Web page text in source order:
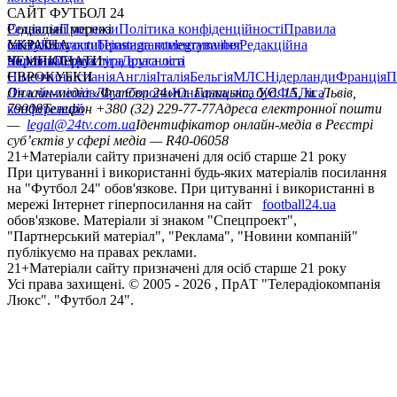
САЙТ ФУТБОЛ 24
РедакціяПрогнозиПолітика конфіденційностіПравила
сайтуКонтактиПравила коментуванняРедакційна
політикаСтруктура власності
Соціальні мережі
facebookxyoutubeinstagramtelegramviber
УКРАЇНА
УкраїнаПерша лігаДруга ліга
ЧЕМПІОНАТИ
НімеччинаІспаніяАнгліяІталіяБельгіяМЛСНідерландиФранція
ЄВРОКУБКИ
Ліга чемпіонівЛіга ЄвропиЮнацька ліга УЄФАЛіга
конференцій
Онлайн-медіа «Футбол 24»пл. Галицька, буд. 15, м. Львів,
79008Телефон +380 (32) 229-77-77Адреса електронної пошти
— legal@24tv.com.uaІдентифікатор онлайн-медіа в Реєстрі
суб’єктів у сфері медіа — R40-06058
21+Матеріали сайту призначені для осіб старше 21 року
При цитуванні і використанні будь-яких матеріалів посилання
на "Футбол 24" обов'язкове. При цитуванні і використанні в
мережі Інтернет гіперпосилання на сайт
football24.ua
обов'язкове. Матеріали зі знаком "Спецпроект",
"Партнерський матеріал", "Реклама", "Новини компаній"
публікуємо на правах реклами.
21+Матеріали сайту призначені для осіб старше 21 року
Усi права захищенi. © 2005 - 2026 , ПрАТ "Телерадіокомпанія
Люкс". "Футбол 24".